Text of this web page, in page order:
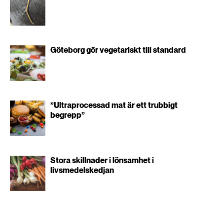
Göteborg gör vegetariskt till standard
”Ultraprocessad mat är ett trubbigt
begrepp”
Stora skillnader i lönsamhet i
livsmedelskedjan